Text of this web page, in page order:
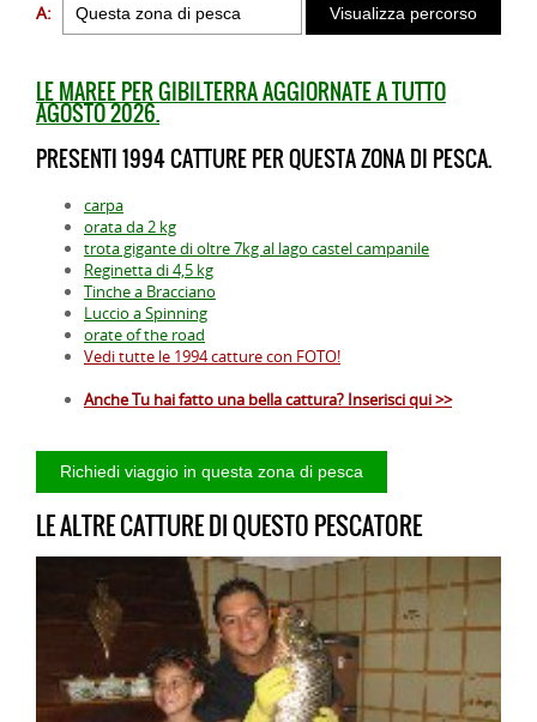
A:
LE MAREE PER GIBILTERRA AGGIORNATE A TUTTO
AGOSTO 2026.
PRESENTI 1994 CATTURE PER QUESTA ZONA DI PESCA.
carpa
orata da 2 kg
trota gigante di oltre 7kg al lago castel campanile
Reginetta di 4,5 kg
Tinche a Bracciano
Luccio a Spinning
orate of the road
Vedi tutte le 1994 catture con FOTO!
Anche Tu hai fatto una bella cattura? Inserisci qui >>
LE ALTRE CATTURE DI QUESTO PESCATORE